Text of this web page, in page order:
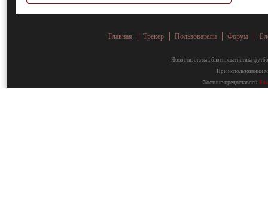
Главная Трекер Пользователи Форум
Новости, статьи, блоги, статистика
При использовании
Хостинг предоставлен